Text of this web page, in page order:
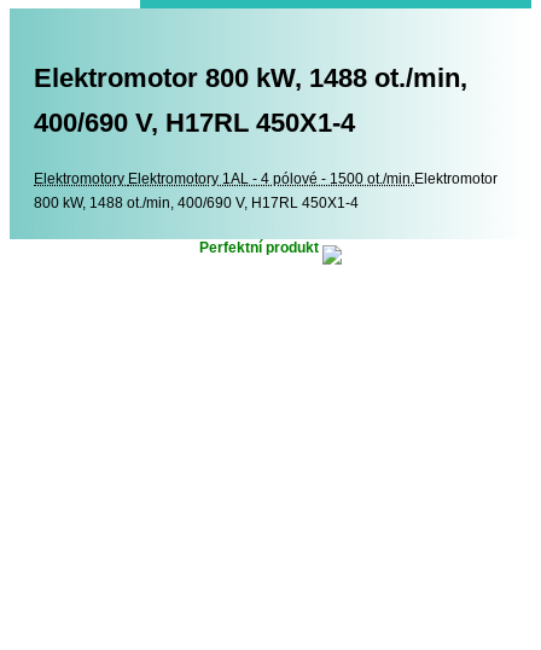
Elektromotor 800 kW, 1488 ot./min,
400/690 V, H17RL 450X1-4
Elektromotory Elektromotory
Elektromotory 1AL - 4 pólové - 1500 ot./min.Elektromotor
800 kW, 1488 ot./min, 400/690 V, H17RL 450X1-4
Perfektní produkt